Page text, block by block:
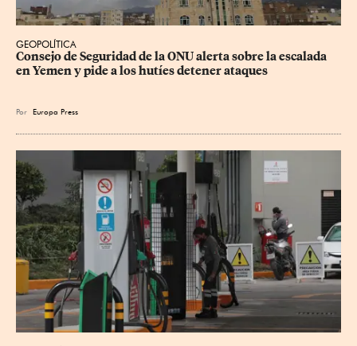
GEOPOLÍTICA
Consejo de Seguridad de la ONU alerta sobre la escalada
en Yemen y pide a los hutíes detener ataques
Por Europa Press